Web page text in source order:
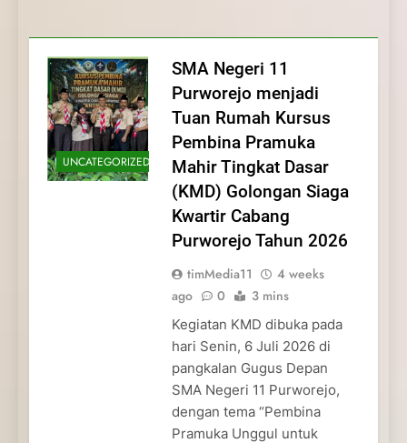
dan Pengabdian Generasi
Pramuka
Pramuka
Kepedulian
UNCATEGORIZED
SMA Negeri 11
Purworejo menjadi
Tuan Rumah Kursus
Pembina Pramuka
Mahir Tingkat Dasar
(KMD) Golongan Siaga
Kwartir Cabang
Purworejo Tahun 2026
timMedia11
4 weeks
ago
0 3 mins
Kegiatan KMD dibuka pada
hari Senin, 6 Juli 2026 di
pangkalan Gugus Depan
SMA Negeri 11 Purworejo,
dengan tema “Pembina
Pramuka Unggul untuk